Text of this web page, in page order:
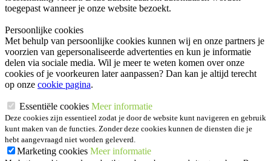
toegepast wanneer je onze website bezoekt.
Persoonlijke cookies
Met behulp van persoonlijke cookies kunnen wij en onze partners je
voorzien van gepersonaliseerde advertenties en kun je informatie
delen via sociale media. Wil je meer te weten komen over onze
cookies of je voorkeuren later aanpassen? Dan kan je altijd terecht
op onze cookie pagina.
Essentiële cookies Meer informatie
Deze cookies zijn essentieel zodat je door de website kunt navigeren en gebruik
kunt maken van de functies. Zonder deze cookies kunnen de diensten die je
hebt aangevraagd niet worden geleverd.
Marketing cookies Meer informatie